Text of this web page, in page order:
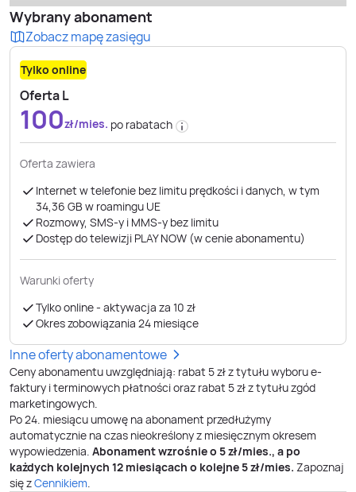
Wybrany abonament
Zobacz mapę zasięgu
Tylko online
Oferta L
100zł/mies. po rabatach
Oferta zawiera
Internet w telefonie bez limitu prędkości i danych, w tym
34,36 GB ​​​​​​​w roamingu UE
Rozmowy, SMS-y i MMS-y bez limitu
Dostęp do telewizji PLAY NOW (w cenie abonamentu)
Warunki oferty
Tylko online - aktywacja za 10 zł
Okres zobowiązania 24 miesiące
Inne oferty abonamentowe
Ceny abonamentu uwzględniają: rabat 5 zł z tytułu wyboru e-
faktury i terminowych płatności oraz rabat 5 zł z tytułu zgód
marketingowych.
Po24. miesiącu umowę na abonament przedłużymy
automatycznie na czas nieokreślony z miesięcznym okresem
wypowiedzenia. Abonament wzrośnie o 5zł/mies., a po
każdych kolejnych 12 miesiącach o kolejne5zł/mies. Zapoznaj
się zCennikiem.